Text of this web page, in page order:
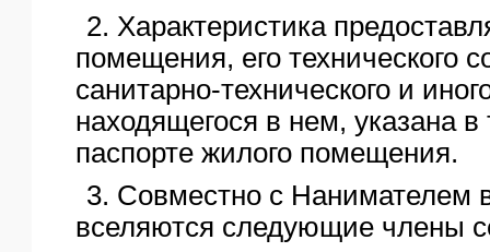
2. Характеристика
помещения, его технического
санитарно-технического и
находящегося в нем, указана в
паспорте жилого помещения.
3. Совместно с Нанимателем
вселяются следующие члены